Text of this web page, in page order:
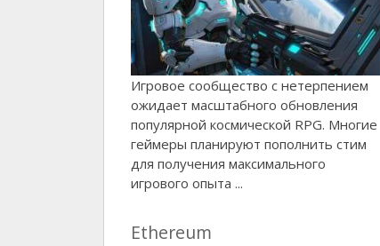
Игровое сообщество с нетерпением
ожидает масштабного обновления
популярной космической RPG. Многие
геймеры планируют пополнить стим
для получения максимального
игрового опыта ...
Ethereum